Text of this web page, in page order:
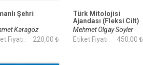
Şehri
Karagöz
Fiyatı :
220,00 ₺
Türk Mitolojisi
Ajandası (Fleksi Cilt)
Mehmet Olgay Söyler
Etiket Fiyatı :
450,00 ₺